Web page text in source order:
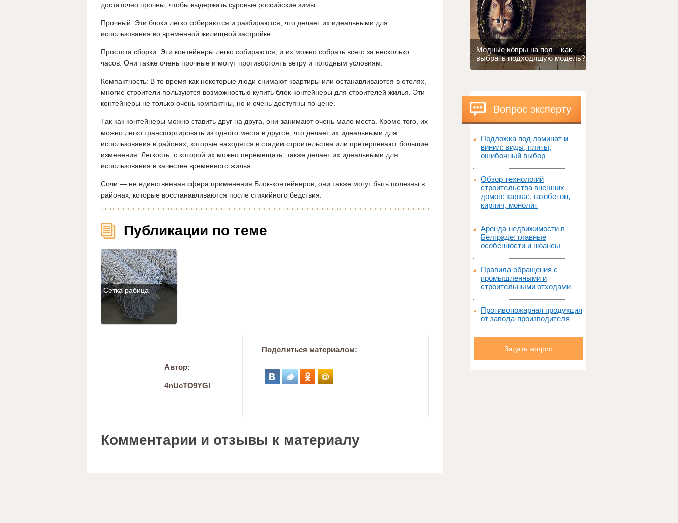
достаточно прочны, чтобы выдержать суровые российские зимы.
Прочный: Эти блоки легко собираются и разбираются, что делает их идеальными для
использования во временной жилищной застройке.
Простота сборки: Эти контейнеры легко собираются, и их можно собрать всего за несколько
часов. Они также очень прочные и могут противостоять ветру и погодным условиям.
Компактность: В то время как некоторые люди снимают квартиры или останавливаются в отелях,
многие строители пользуются возможностью купить блок-контейнеры для строителей жилья. Эти
контейнеры не только очень компактны, но и очень доступны по цене.
Так как контейнеры можно ставить друг на друга, они занимают очень мало места. Кроме того, их
можно легко транспортировать из одного места в другое, что делает их идеальными для
использования в районах, которые находятся в стадии строительства или претерпевают большие
изменения. Легкость, с которой их можно перемещать, также делает их идеальными для
использования в качестве временного жилья.
Сочи — не единственная сфера применения Блок-контейнеров; они также могут быть полезны в
районах, которые восстанавливаются после стихийного бедствия.
Публикации по теме
Сетка рабица
Автор:
4nUeTO9YGI
Поделиться материалом:
Комментарии и отзывы к материалу
Модные ковры на пол – как
выбрать подходящую модель?
Вопрос эксперту
Подложка под ламинат и
винил: виды, плиты,
ошибочный выбор
Обзор технологий
строительства внешних
домов: каркас, газобетон,
кирпич, монолит
Аренда недвижимости в
Белграде: главные
особенности и нюансы
Правила обращения с
промышленными и
строительными отходами
Противопожарная продукция
от завода-производителя
Задать вопрос